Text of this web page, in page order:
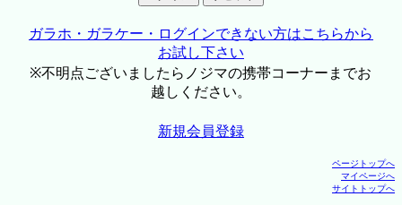
ガラホ・ガラケー・ログインできない方はこちらから
お試し下さい
※不明点ございましたらノジマの携帯コーナーまでお
越しください。
新規会員登録
ページトップへ
マイページへ
サイトトップへ